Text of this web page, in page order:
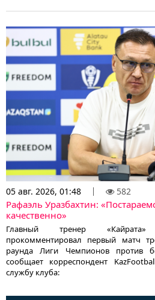
05 авг. 2026, 01:48 582
Рафаэль Уразбахтин:
качественно»
Главный тренер «Кайрата»
прокомментировал первый матч
раунда Лиги Чемпионов против
сообщает корреспондент
службу клуба: